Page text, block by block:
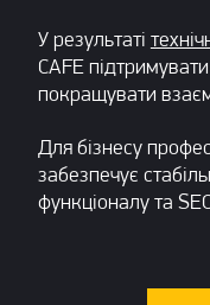
У результаті
CAFE
покращувати
Для бізнесу
забезпечує
функціоналу та